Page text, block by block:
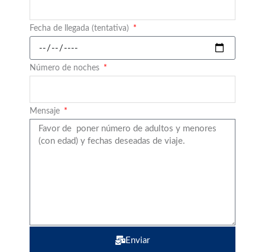
Fecha de llegada (tentativa)
Número de noches
Mensaje
Enviar